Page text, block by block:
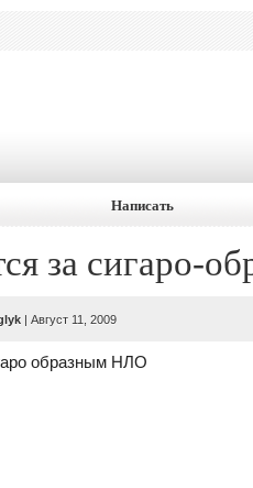
Написать
за сигаро-
| Август 11, 2009
образным НЛО